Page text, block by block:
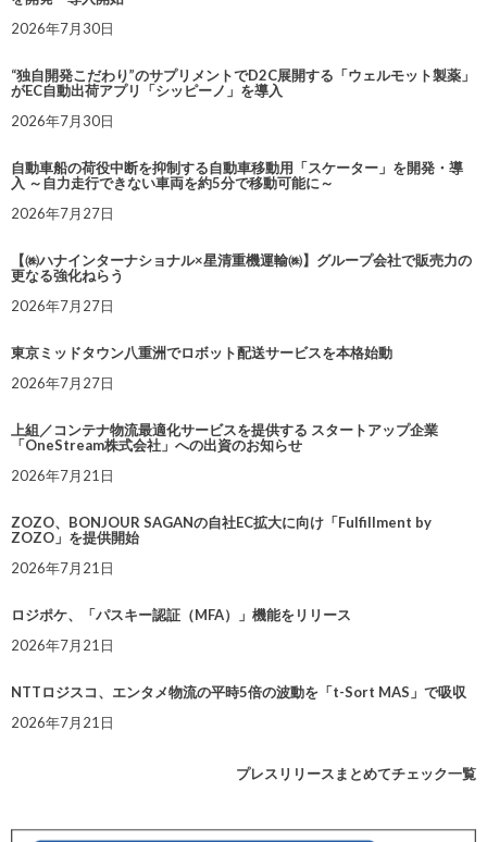
2026年7月30日
“独自開発こだわり”のサプリメントでD2C展開する「ウェルモット製薬」
がEC自動出荷アプリ「シッピーノ」を導入
2026年7月30日
自動車船の荷役中断を抑制する自動車移動用「スケーター」を開発・導
入 ～自力走行できない車両を約5分で移動可能に～
2026年7月27日
【㈱ハナインターナショナル×星清重機運輸㈱】グループ会社で販売力の
更なる強化ねらう
2026年7月27日
東京ミッドタウン八重洲でロボット配送サービスを本格始動
2026年7月27日
上組／コンテナ物流最適化サービスを提供する スタートアップ企業
「OneStream株式会社」への出資のお知らせ
2026年7月21日
ZOZO、BONJOUR SAGANの自社EC拡大に向け「Fulfillment by
ZOZO」を提供開始
2026年7月21日
ロジポケ、「パスキー認証（MFA）」機能をリリース
2026年7月21日
NTTロジスコ、エンタメ物流の平時5倍の波動を「t-Sort MAS」で吸収
2026年7月21日
プレスリリースまとめてチェック一覧